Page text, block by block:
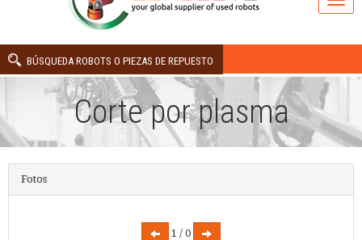
BÚSQUEDA ROBOTS O PIEZAS DE REPUESTO
Corte por plasma
Fotos
1 / 0